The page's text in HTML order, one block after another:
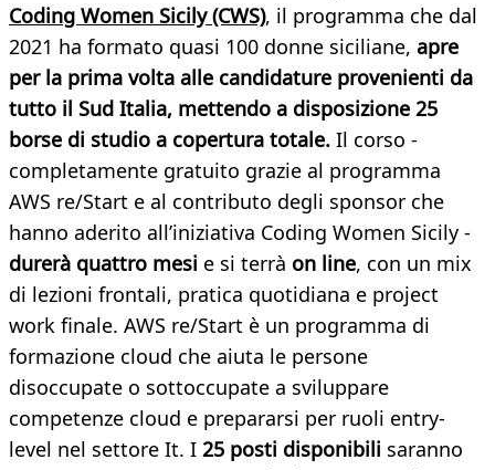
Coding Women Sicily (CWS), il programma che dal
2021 ha formato quasi 100 donne siciliane, apre
per la prima volta alle candidature provenienti da
tutto il Sud Italia, mettendo a disposizione 25
borse di studio a copertura totale. Il corso -
completamente gratuito grazie al programma
AWS re/Start e al contributo degli sponsor che
hanno aderito all’iniziativa Coding Women Sicily -
durerà quattro mesi e si terrà on line, con un mix
di lezioni frontali, pratica quotidiana e project
work finale. AWS re/Start è un programma di
formazione cloud che aiuta le persone
disoccupate o sottoccupate a sviluppare
competenze cloud e prepararsi per ruoli entry-
level nel settore It. I 25 posti disponibili saranno